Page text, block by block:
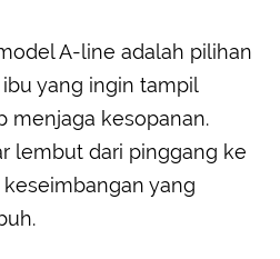
A-line adalah pilihan
yang ingin tampil
menjaga kesopanan.
lembut dari pinggang ke
yang